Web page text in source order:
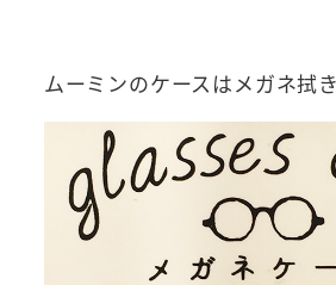
ムーミンのケースはメガネ拭き